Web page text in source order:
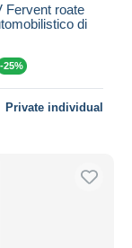
Fervent roate
di
-25%
Private individual